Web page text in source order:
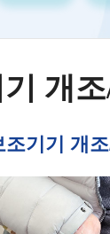
개
조기기 개